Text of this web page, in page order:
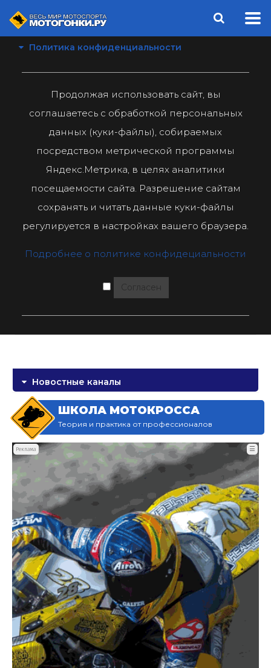
Политика конфиденциальности
Продолжая использовать сайт, вы
соглашаетесь с обработкой персональных
данных (куки-файлы), собираемых
посредством метрической программы
Яндекс.Метрика, в целях аналитики
посещаемости сайта. Разрешение сайтам
сохранять и читать данные куки-файлы
регулируется в настройках вашего браузера.
Подробнее о политике конфидециальности
Согласен
Новостные каналы
ШКОЛА МОТОКРОССА
Теория и практика от профессионалов
Реклама ☰